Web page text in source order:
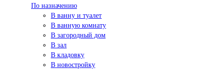
По назначению
В ванну и туалет
В ванную комнату
В загородный дом
В зал
В кладовку
В новостройку